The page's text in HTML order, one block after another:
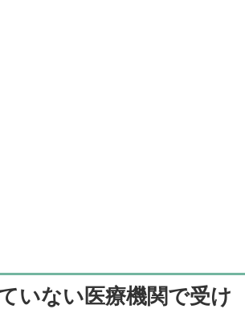
いない医療機関で受け